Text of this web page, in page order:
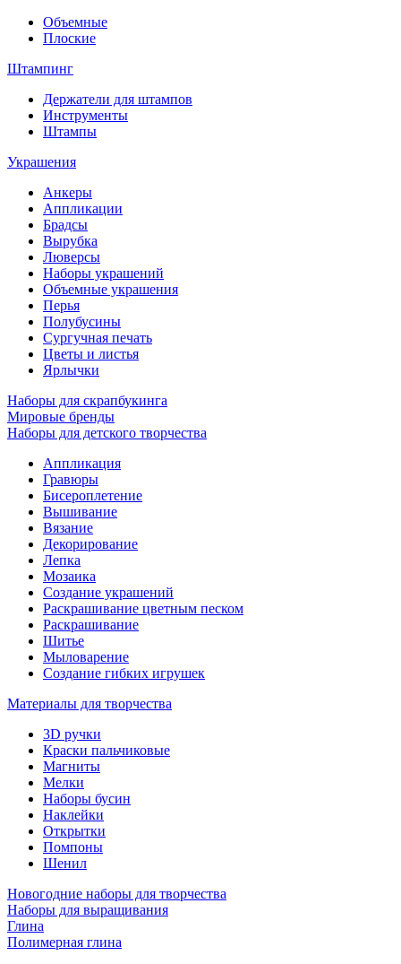
Объемные
Плоские
Штампинг
Держатели для штампов
Инструменты
Штампы
Украшения
Анкеры
Аппликации
Брадсы
Вырубка
Люверсы
Наборы украшений
Объемные украшения
Перья
Полубусины
Сургучная печать
Цветы и листья
Ярлычки
Наборы для скрапбукинга
Мировые бренды
Наборы для детского творчества
Аппликация
Гравюры
Бисероплетение
Вышивание
Вязание
Декорирование
Лепка
Мозаика
Создание украшений
Раскрашивание цветным песком
Раскрашивание
Шитье
Мыловарение
Создание гибких игрушек
Материалы для творчества
3D ручки
Краски пальчиковые
Магниты
Мелки
Наборы бусин
Наклейки
Открытки
Помпоны
Шенил
Новогодние наборы для творчества
Наборы для выращивания
Глина
Полимерная глина